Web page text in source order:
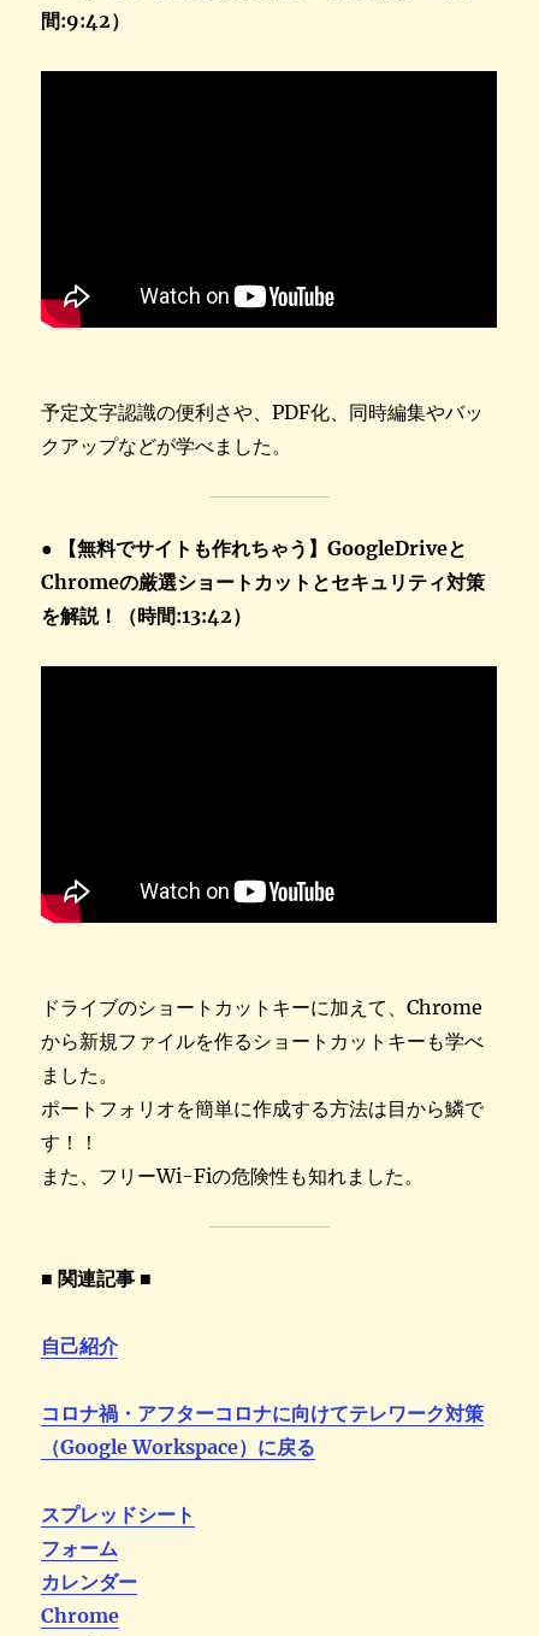
間:9:42）
予定文字認識の便利さや、PDF化、同時編集やバッ
クアップなどが学べました。
● 【無料でサイトも作れちゃう】GoogleDriveと
Chromeの厳選ショートカットとセキュリティ対策
を解説！（時間:13:42）
ドライブのショートカットキーに加えて、Chrome
から新規ファイルを作るショートカットキーも学べ
ました。
ポートフォリオを簡単に作成する方法は目から鱗で
す！！
また、フリーWi-Fiの危険性も知れました。
■ 関連記事 ■
自己紹介
コロナ禍・アフターコロナに向けてテレワーク対策
（Google Workspace）に戻る
スプレッドシート
フォーム
カレンダー
Chrome